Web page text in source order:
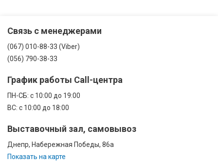
Связь с менеджерами
(067) 010-88-33 (Viber)
(056) 790-38-33
График работы Call-центра
ПН-CБ: с 10:00 до 19:00
ВС: с 10:00 до 18:00
Выставочный зал, самовывоз
Днепр, Набережная Победы, 86а
Показать на карте